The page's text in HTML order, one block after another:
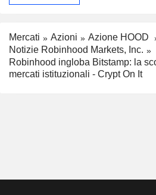
Mercati Azioni
Azione HOOD
Notizie Robinhood Markets, Inc.
Robinhood ingloba Bitstamp: la
mercati istituzionali - Crypt On It